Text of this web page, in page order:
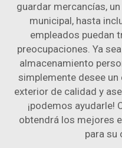
guardar mercancías,
municipal, hasta
empleados puedan
preocupaciones. Ya
almacenamiento
simplemente desee
exterior de calidad y
¡podemos ayudarle!
obtendrá los mejores
para su